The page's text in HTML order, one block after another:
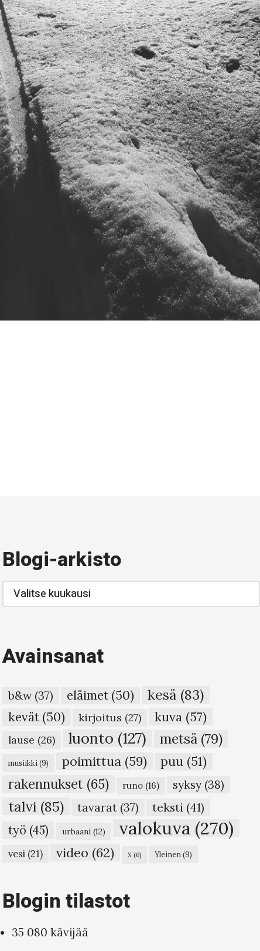
Blogi-arkisto
Blogi-
arkisto
Avainsanat
b&w(37) eläimet (50) kesä (83)
kevät (50) kirjoitus (27) kuva (57)
lause (26) luonto (127) metsä (79)
musiikki (9) poimittua (59) puu (51)
rakennukset (65) runo (16) syksy(38)
talvi (85) tavarat (37) teksti (41)
työ (45) urbaani (12) valokuva (270)
vesi (21) video (62) X (6) Yleinen (9)
Blogin tilastot
35 080 kävijää